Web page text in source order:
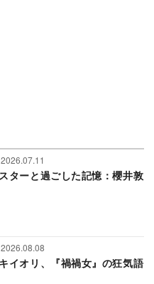
2026.07.11
ターと過ごした記憶：櫻井敦
2026.08.08
イオリ、『禍禍女』の狂気語